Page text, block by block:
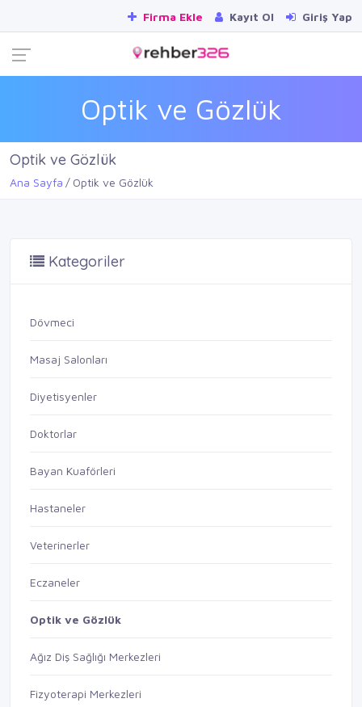
Firma Ekle Kayıt Ol Giriş Yap
Optik ve Gözlük
Optik ve Gözlük
Ana Sayfa Optik ve Gözlük
Kategoriler
Dövmeci
Masaj Salonları
Diyetisyenler
Doktorlar
Bayan Kuaförleri
Hastaneler
Veterinerler
Eczaneler
Optik ve Gözlük
Ağız Diş Sağlığı Merkezleri
Fizyoterapi Merkezleri